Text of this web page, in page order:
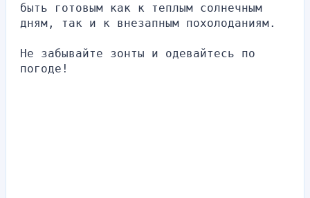
быть готовым как к теплым солнечным
дням, так и к внезапным похолоданиям.
Не забывайте зонты и одевайтесь по
погоде!